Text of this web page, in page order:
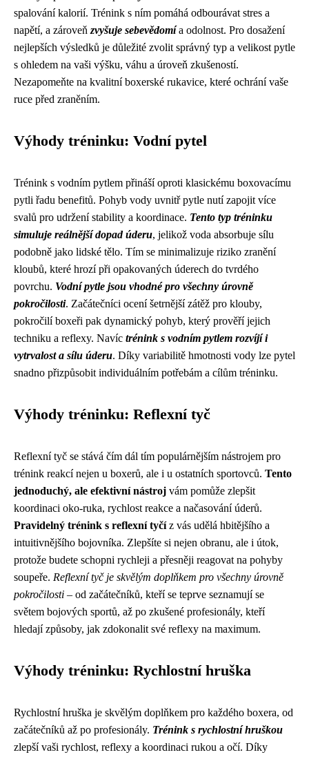
spalování kalorií. Trénink s ním pomáhá odbourávat stres a
napětí, a zároveň zvyšuje sebevědomía odolnost. Pro dosažení
nejlepších výsledků je důležité zvolit správný typ a velikost pytle
s ohledem na vaši výšku, váhu a úroveň zkušeností.
Nezapomeňte na kvalitní boxerské rukavice, které ochrání vaše
ruce před zraněním.
Výhody tréninku: Vodní pytel
Trénink s vodním pytlem přináší oproti klasickému boxovacímu
pytli řadu benefitů. Pohyb vody uvnitř pytle nutí zapojit více
svalů pro udržení stability a koordinace. Tento typ tréninku
simuluje reálnější dopad úderu, jelikož voda absorbuje sílu
podobně jako lidské tělo. Tím se minimalizuje riziko zranění
kloubů, které hrozí při opakovaných úderech do tvrdého
povrchu. Vodní pytle jsou vhodné pro všechny úrovně
pokročilosti. Začátečníci ocení šetrnější zátěž pro klouby,
pokročilí boxeři pak dynamický pohyb, který prověří jejich
techniku a reflexy. Navíc trénink s vodním pytlem rozvíjí i
vytrvalost a sílu úderu. Díky variabilitě hmotnosti vody lze pytel
snadno přizpůsobit individuálním potřebám a cílům tréninku.
Výhody tréninku: Reflexní tyč
Reflexní tyč se stává čím dál tím populárnějším nástrojem pro
trénink reakcí nejen u boxerů, ale i u ostatních sportovců. Tento
jednoduchý, ale efektivní nástroj vám pomůže zlepšit
koordinaci oko-ruka, rychlost reakce a načasování úderů.
Pravidelný trénink s reflexní tyčíz vás udělá hbitějšího a
intuitivnějšího bojovníka. Zlepšíte si nejen obranu, ale i útok,
protože budete schopni rychleji a přesněji reagovat na pohyby
soupeře. Reflexní tyč je skvělým doplňkem pro všechny úrovně
pokročilosti – od začátečníků, kteří se teprve seznamují se
světem bojových sportů, až po zkušené profesionály, kteří
hledají způsoby, jak zdokonalit své reflexy na maximum.
Výhody tréninku: Rychlostní hruška
Rychlostní hruška je skvělým doplňkem pro každého boxera, od
začátečníků až po profesionály. Trénink s rychlostní hruškou
zlepší vaši rychlost, reflexy a koordinaci rukou a očí. Díky